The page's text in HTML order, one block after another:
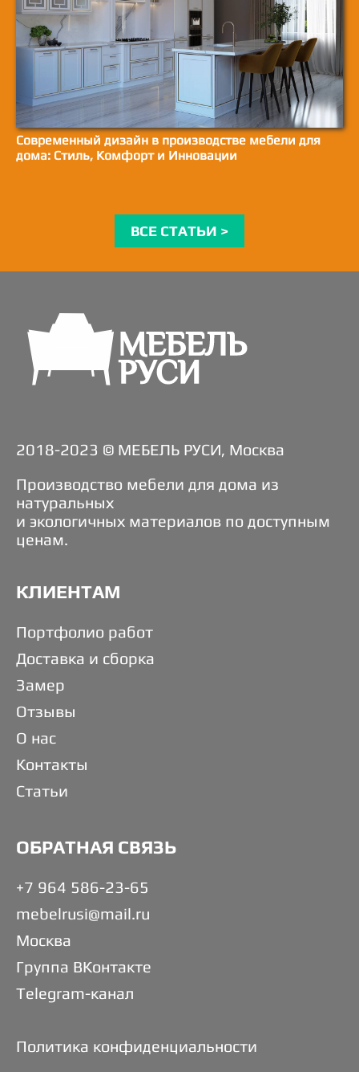
Современный дизайн в производстве мебели для
дома: Стиль, Комфорт и Инновации
ВСЕ СТАТЬИ >
2018-2023 © МЕБЕЛЬ РУСИ, Москва
Производство мебели для дома из
натуральных
и экологичных материалов по доступным
ценам.
КЛИЕНТАМ
Портфолио работ
Доставка и сборка
Замер
Отзывы
О нас
Контакты
Статьи
ОБРАТНАЯ СВЯЗЬ
+7 964 586-23-65
mebelrusi@mail.ru
Москва
Группа ВКонтакте
Telegram-канал
Политика конфиденциальности